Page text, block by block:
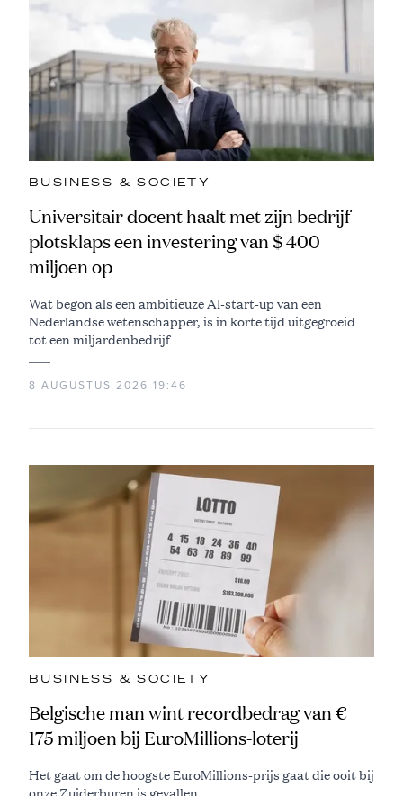
BUSINESS & SOCIETY
Universitair docent haalt met zijn bedrijf
plotsklaps een investering van $ 400
miljoen op
Wat begon als een ambitieuze AI-start-up van een
Nederlandse wetenschapper, is in korte tijd uitgegroeid
tot een miljardenbedrijf
8 AUGUSTUS 2026 19:46
BUSINESS & SOCIETY
Belgische man wint recordbedrag van €
175 miljoen bij EuroMillions-loterij
Het gaat om de hoogste EuroMillions-prijs gaat die ooit bij
onze Zuiderburen is gevallen